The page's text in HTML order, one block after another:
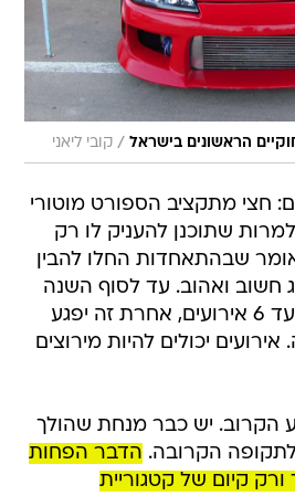
הראשונים בישראל / קובי ליאני
חצי מתקציב הספורט מוטורי
שתוכנן להעניק לו רק
שבהתאחדות החלו להבין
ואהוב. עד לסוף השנה
יש צורך בקיום של 4 עד 6 אירועים, אחרת זה יפגע
יכולים להיות מירוצים
הקרוב. יש כבר מנחת שהולך
הקרובה. הדבר הפחות
קיום של קטגוריית